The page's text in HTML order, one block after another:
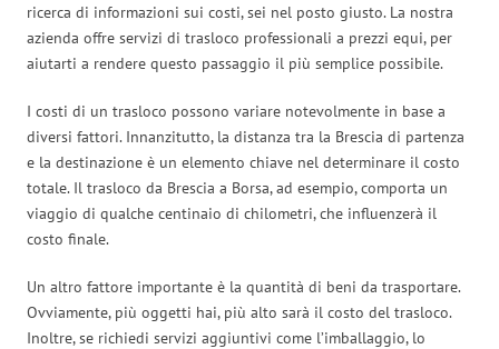
ricerca di informazioni sui costi, sei nel posto giusto. La nostra
azienda offre servizi di trasloco professionali a prezzi equi, per
aiutarti a rendere questo passaggio il più semplice possibile.
I costi di un trasloco possono variare notevolmente in base a
diversi fattori. Innanzitutto, la distanza tra la Brescia di partenza
e la destinazione è un elemento chiave nel determinare il costo
totale. Il trasloco da Brescia a Borsa, ad esempio, comporta un
viaggio di qualche centinaio di chilometri, che influenzerà il
costo finale.
Un altro fattore importante è la quantità di beni da trasportare.
Ovviamente, più oggetti hai, più alto sarà il costo del trasloco.
Inoltre, se richiedi servizi aggiuntivi come l’imballaggio, lo